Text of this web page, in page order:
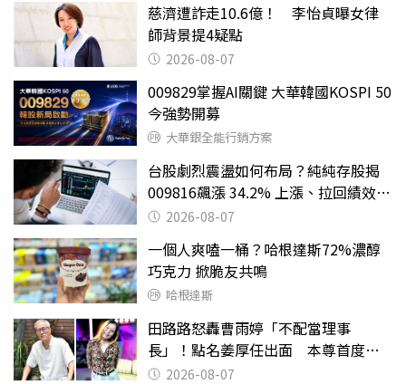
慈濟遭詐走10.6億！ 李怡貞曝女律
師背景提4疑點
2026-08-07
009829掌握AI關鍵 大華韓國KOSPI 50
今強勢開募
大華銀全能行銷方案
台股劇烈震盪如何布局？純純存股揭
009816飆漲 34.2% 上漲、拉回績效勝
主動式ETF
2026-08-07
一個人爽嗑一桶？哈根達斯72%濃醇
巧克力 掀脆友共鳴
哈根達斯
田路路怒轟曹雨婷「不配當理事
長」！點名姜厚任出面 本尊首度回
應了2026-08-07